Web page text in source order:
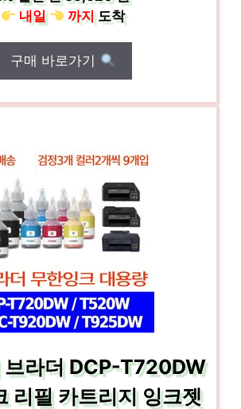
내일
까지도착
구매 바로가기
브라더 DCP-T720DW
리필 카트리지 잉크젯